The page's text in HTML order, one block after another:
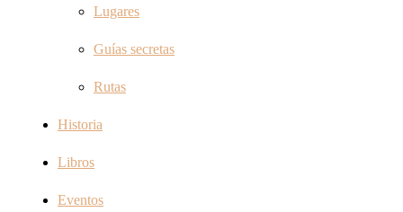
Lugares
Guías secretas
Rutas
Historia
Libros
Eventos